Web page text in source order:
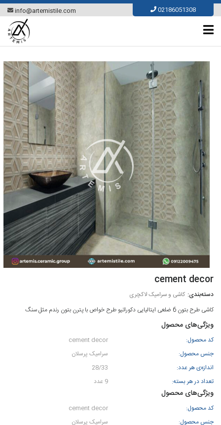
Skip
to
content
info@artemistile.com 02186051308
cement decor
کاشی و سرامیک لاکچری
کاشی طرح بتون 6 ضلعی ایتالیایی دکوراتیو طرح خواص با پترن بتون رندم مثل سنگ
ویژگی‌های محصول
کد محصول:
cement decor
جنس محصول:
سرامیک پرسلان
اندازه‌ی هر عدد:
28/33
تعداد در هر بسته:
9 عدد
ویژگی‌های محصول
کد محصول:
cement decor
جنس محصول:
سرامیک پرسلان